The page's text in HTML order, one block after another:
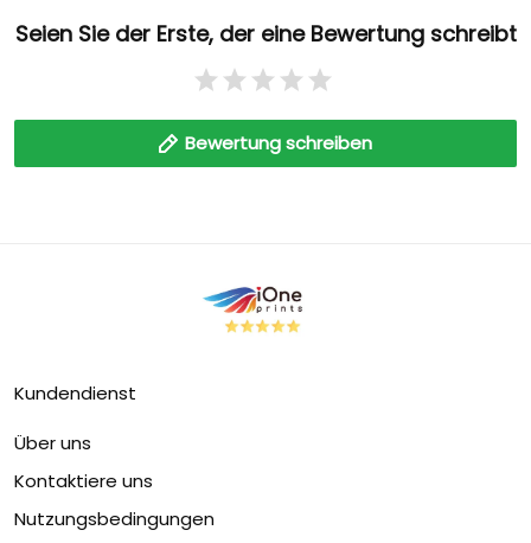
Seien Sie der Erste, der eine Bewertung schreibt
Bewertung schreiben
Kundendienst
Über uns
Kontaktiere uns
Nutzungsbedingungen